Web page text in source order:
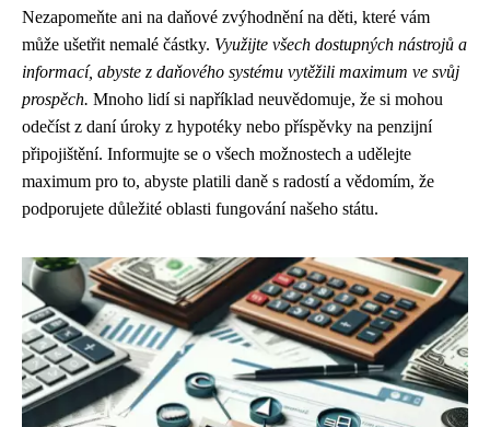
Nezapomeňte ani na daňové zvýhodnění na děti, které vám
může ušetřit nemalé částky. Využijte všech dostupných nástrojů a
informací, abyste z daňového systému vytěžili maximum ve svůj
prospěch. Mnoho lidí si například neuvědomuje, že si mohou
odečíst z daní úroky z hypotéky nebo příspěvky na penzijní
připojištění. Informujte se o všech možnostech a udělejte
maximum pro to, abyste platili daně s radostí a vědomím, že
podporujete důležité oblasti fungování našeho státu.